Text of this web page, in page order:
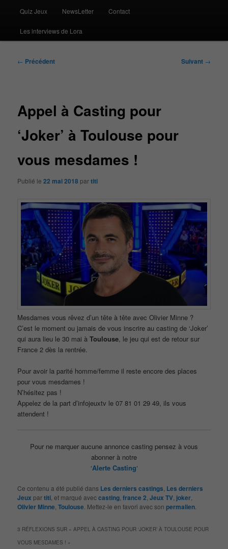
Quiz Jeux NewsLetter Contact
Les interviews de Lora
Navigation
← Précédent Suivant →
Appel à Casting pour
‘Joker’ à Toulouse pour
vous mesdames !
Publié le22 mai 2018 partiti
Mesdames vous rêvez d’un tête à tête avec Olivier Minne ?
C’est le moment ou jamais de vous inscrire au casting de ‘Joker’
qui aura lieu le 30 mai àToulouse, le jeu qui est de retour sur
France 2 dès la rentrée.
Pour avoir la parité homme/femme il reste encore des places
pour vous mesdames !
N’hésitez pas !
Appelez de la part d’infojeuxtv le 07 81 01 29 49, ils vous
attendent !
Pour ne marquer aucune annonce casting pensez à vous
abonner à notre
‘Alerte Casting‘
Ce contenu a été publié dans Les derniers castings Les derniers
Jeux partiti , et marqué aveccasting ,france 2 ,Jeux TV joker
Olivier Minne ,Toulouse . Mettez-le en favori avec sonpermalien
3 RÉFLEXIONS SUR « APPEL À CASTING POUR ‘JOKER’ À TOULOUSE POUR
VOUS MESDAMES ! »